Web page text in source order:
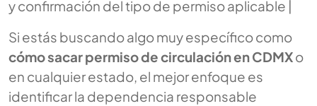
y confirmación del tipo de permiso aplicable |
Si estás buscando algo muy específico como
cómo sacar permiso de circulación en CDMXo
en cualquier estado, el mejor enfoque es
identificar la dependencia responsable